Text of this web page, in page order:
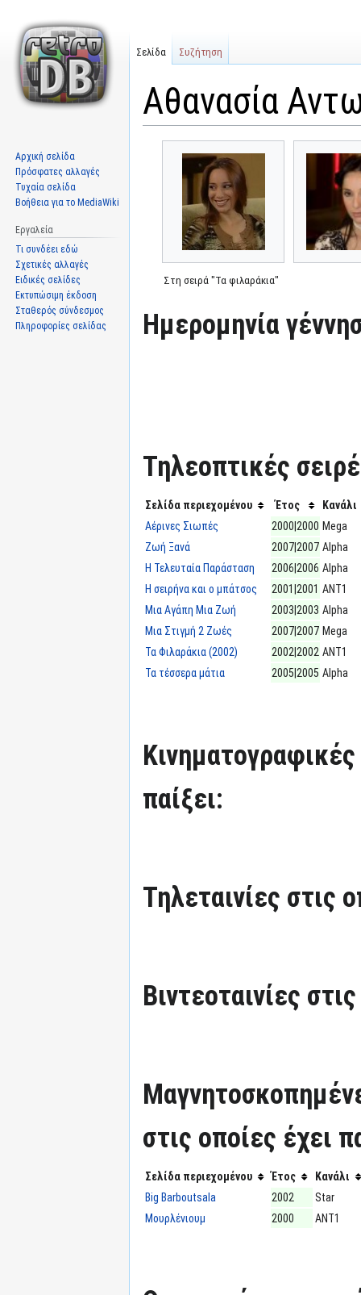
Αθανασία
πλοήγηση
αναζήτηση
Στη σειρά "Τα φιλαράκια"
Ημερομηνία
Τηλεοπτικές
Σελίδα περιεχομένου Έτος
Κανάλι
Αέρινες Σιωπές
2000|2000 Mega
Ζωή Ξανά
2007|2007 Alpha
Η Τελευταία Παράσταση
2006|2006 Alpha
Η σειρήνα και ο μπάτσος
2001|2001 ΑΝΤ1
Μια Αγάπη Μια Ζωή
2003|2003 Alpha
Μια Στιγμή 2 Ζωές
2007|2007 Mega
Τα Φιλαράκια (2002)
2002|2002 ΑΝΤ1
Τα τέσσερα μάτια
2005|2005 Alpha
Κινηματογραφικές
παίξει:
Τηλεταινίες στις
Βιντεοταινίες
στις οποίες έχει
Σελίδα περιεχομένου Έτος
Κανάλι
Big Barboutsala
2002
Star
Μουρλένιουμ
2000 ΑΝΤ1
Σελίδα Συζήτηση
Αρχική σελίδα
Πρόσφατες αλλαγές
Τυχαία σελίδα
Βοήθεια για το MediaWiki
Εργαλεία
Τι συνδέει εδώ
Σχετικές αλλαγές
Ειδικές σελίδες
Εκτυπώσιμη έκδοση
Σταθερός σύνδεσμος
Πληροφορίες σελίδας